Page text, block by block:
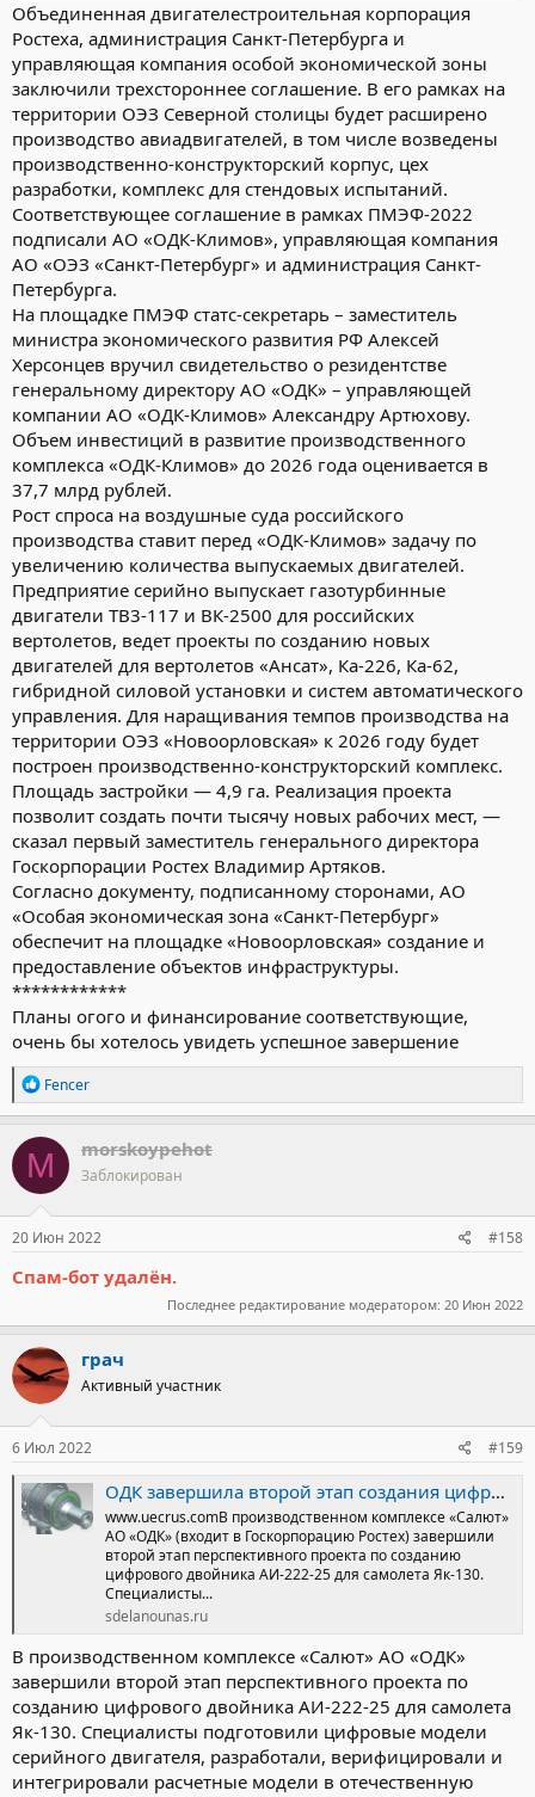
Объединенная двигателестроительная корпорация
Ростеха, администрация Санкт-Петербурга и
управляющая компания особой экономической зоны
заключили трехстороннее соглашение. В его рамках на
территории ОЭЗ Северной столицы будет расширено
производство авиадвигателей, в том числе возведены
производственно-конструкторский корпус, цех
разработки, комплекс для стендовых испытаний.
Соответствующее соглашение в рамках ПМЭФ-2022
подписали АО «ОДК-Климов», управляющая компания
АО «ОЭЗ «Санкт-Петербург» и администрация Санкт-
Петербурга.
На площадке ПМЭФ статс-секретарь – заместитель
министра экономического развития РФ Алексей
Херсонцев вручил свидетельство о резидентстве
генеральному директору АО «ОДК» – управляющей
компании АО «ОДК-Климов» Александру Артюхову.
Объем инвестиций в развитие производственного
комплекса «ОДК-Климов» до 2026 года оценивается в
37,7 млрд рублей.
Рост спроса на воздушные суда российского
производства ставит перед «ОДК-Климов» задачу по
увеличению количества выпускаемых двигателей.
Предприятие серийно выпускает газотурбинные
двигатели ТВ3-117 и ВК-2500 для российских
вертолетов, ведет проекты по созданию новых
двигателей для вертолетов «Ансат», Ка-226, Ка-62,
гибридной силовой установки и систем автоматического
управления. Для наращивания темпов производства на
территории ОЭЗ «Новоорловская» к 2026 году будет
построен производственно-конструкторский комплекс.
Площадь застройки — 4,9 га. Реализация проекта
позволит создать почти тысячу новых рабочих мест, —
сказал первый заместитель генерального директора
Госкорпорации Ростех Владимир Артяков.
Согласно документу, подписанному сторонами, АО
«Особая экономическая зона «Санкт-Петербург»
обеспечит на площадке «Новоорловская» создание и
предоставление объектов инфраструктуры.
************
Планы огого и финансирование соответствующие,
очень бы хотелось увидеть успешное завершение
Р
е
а
к
ц
и
и
:
Fencer
M morskoypehot
Заблокирован
20 Июн 2022 #158
Спам-бот удалён.
Последнее редактирование модератором: 20 Июн 2022
грач
Активный участник
6 Июл 2022 #159
ОДК завершила второй этап создания цифровой модели авиационного двигателя АИ-222-25
www.uecrus.comВ производственном комплексе «Салют»
АО «ОДК» (входит в Госкорпорацию Ростех) завершили
второй этап перспективного проекта по созданию
цифрового двойника АИ-222-25 для самолета Як-130.
Специалисты...
sdelanounas.ru
В производственном комплексе «Салют» АО «ОДК»
завершили второй этап перспективного проекта по
созданию цифрового двойника АИ-222-25 для самолета
Як-130. Специалисты подготовили цифровые модели
серийного двигателя, разработали, верифицировали и
интегрировали расчетные модели в отечественную